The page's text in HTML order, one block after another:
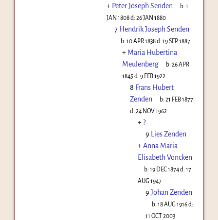
+ Peter Joseph Senden b:1
JAN 1808d: 26 JAN 1880
7 Hendrik Joseph Senden
b:10 APR 1838d:19 SEP 1887
+ Maria Hubertina
Meulenberg
b:26 APR
1845 d: 9 FEB 1922
8 Frans Hubert
Zenden
b:21 FEB 1877
d: 24 NOV 1962
+ ?
9 Lies Zenden
+Anna Maria
Elisabeth Voncken
b:19 DEC 1874d:17
AUG 1947
9 Johan Zenden
b:18 AUG 1916d:
11 OCT 2003